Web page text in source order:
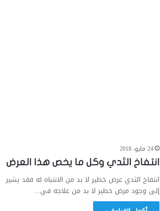
24 مايو، 2018
انتفاخ الثدي وكل ما يخص هذا العرض
انتفاخ الثدي عرض خطير لا بد من الانتباه له فقد يشير
إلى وجود مرض خطير لا بد من علاجه في…